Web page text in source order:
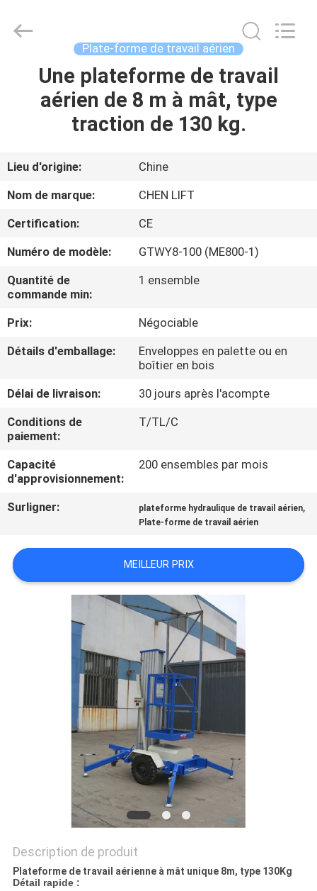
MAISON
PRODUITS
À
DE
NOUS
VISITE
DE
CONTRÔLE
DE
LA
QUALITÉ
NOUS
CONTACTER
DEMANDEZ
UN DEVIS
POLITIQUE
DE
CONFIDENTIALITÉ
MACHINERY
Plate-forme de travail aérien
Une plateforme de travail
aérien de 8 m à mât, type
traction de 130 kg.
Lieu d'origine:
Chine
Nom de marque:
CHEN LIFT
Certification:
CE
Numéro de modèle:
GTWY8-100 (ME800-1)
Quantité de
commande min:
1 ensemble
Prix:
Négociable
Détails d'emballage:
Enveloppes en palette ou en
boîtier en bois
Délai de livraison:
30 jours après l'acompte
Conditions de
paiement:
T/TL/C
Capacité
d'approvisionnement:
200 ensembles par mois
Surligner: plateforme hydraulique de travail aérien,
Plate-forme de travail aérien
MEILLEUR PRIX
Description de produit
Plateforme de travail aérienne à mât unique 8m, type 130Kg
Détail rapide :